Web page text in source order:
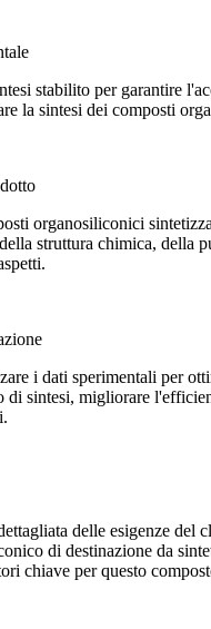
stabilito per garantire
la sintesi dei composti
organosiliconici
struttura chimica, della
i dati sperimentali per
di sintesi, migliorare
delle esigenze del
di destinazione da
chiave per questo